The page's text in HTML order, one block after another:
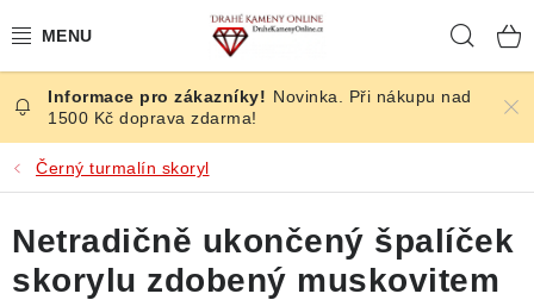
na
ČESKÉ KAMENY
ŠPERKY
KAMENY ZE SVĚTA
BROUŠENÉ
Novinka. Při nákupu nad
1500 Kč doprava zdarma!
Černý turmalín skoryl
Netradičně ukončený špalíček
skorylu zdobený muskovitem